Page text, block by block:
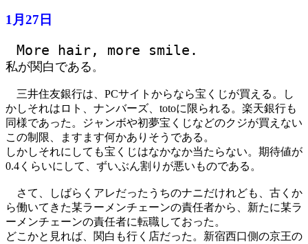
1月27日
More hair, more smile.
私が関白である 。
三井住友銀行は、PCサイトからなら宝くじが買える。し
かしそれはロト、ナンバーズ、totoに限られる。楽天銀行も
同様であった。ジャンボや初夢宝くじなどのクジが買えない
この制限、ますます何かありそうである。
しかしそれにしても宝くじはなかなか当たらない。期待値が
0.4くらいにして、ずいぶん割りが悪いものである。
さて、しばらくアレだったうちのナニだけれども、古くか
ら働いてきた某ラーメンチェーンの責任者から、新たに某ラ
ーメンチェーンの責任者に転職しておった。
どこかと見れば、関白も行く店だった。新宿西口側の京王の